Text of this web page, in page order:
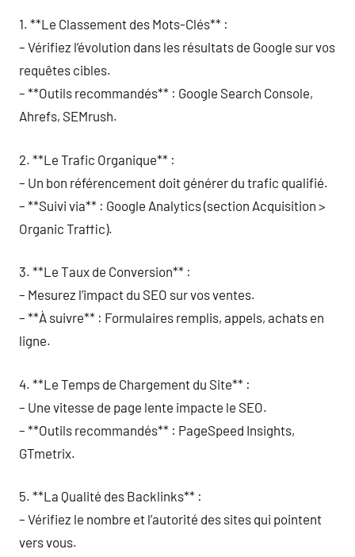
1. **Le Classement des Mots-Clés** :
– Vérifiez l’évolution dans les résultats de Google sur vos
requêtes cibles.
– **Outils recommandés** : Google Search Console,
Ahrefs, SEMrush.
2. **Le Trafic Organique** :
– Un bon référencement doit générer du trafic qualifié.
– **Suivi via** : Google Analytics (section Acquisition >
Organic Traffic).
3. **Le Taux de Conversion** :
– Mesurez l’impact du SEO sur vos ventes.
– **À suivre** : Formulaires remplis, appels, achats en
ligne.
4. **Le Temps de Chargement du Site** :
– Une vitesse de page lente impacte le SEO.
– **Outils recommandés** : PageSpeed Insights,
GTmetrix.
5. **La Qualité des Backlinks** :
– Vérifiez le nombre et l’autorité des sites qui pointent
vers vous.